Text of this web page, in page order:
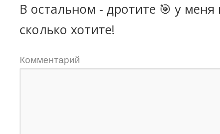
В остальном - дротите 🎯 у
сколько хотите!
Комментарий